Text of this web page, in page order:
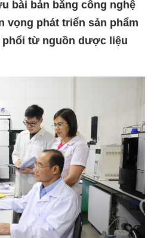
bài bản bằng công nghệ
vọng phát triển sản phẩm
từ nguồn dược liệu